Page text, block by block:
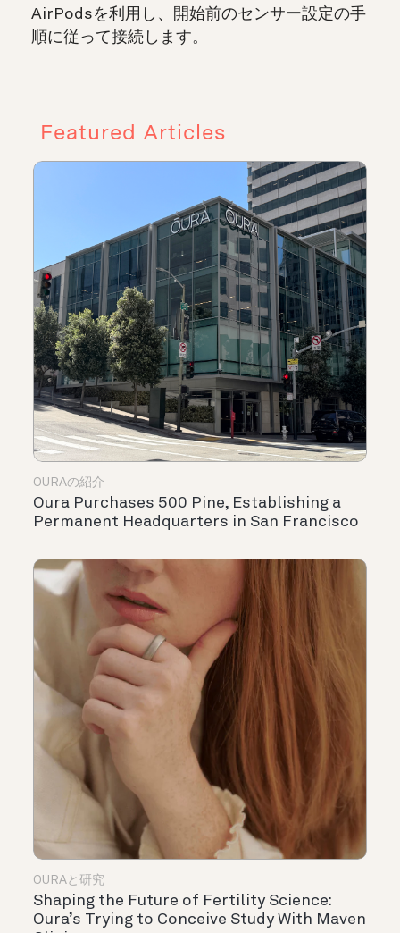
AirPodsを利用し、開始前のセンサー設定の手
順に従って接続します。
Featured Articles
OURAの紹介
Oura Purchases 500 Pine, Establishing a
Permanent Headquarters in San Francisco
OURAと研究
Shaping the Future of Fertility Science:
Oura’s Trying to Conceive Study With Maven